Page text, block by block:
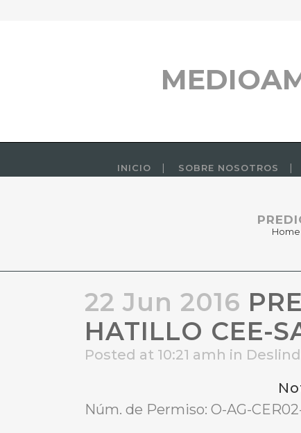
INICIO SOBRE NOSOTROS
Home
22 Jun 2016
HATILLO CEE-
Posted at 10:21 amh in
Núm. de Permiso: O-AG-